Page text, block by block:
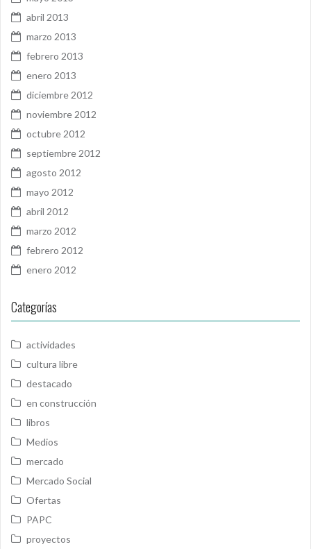
abril 2013
marzo 2013
febrero 2013
enero 2013
diciembre 2012
noviembre 2012
octubre 2012
septiembre 2012
agosto 2012
mayo 2012
abril 2012
marzo 2012
febrero 2012
enero 2012
Categorías
actividades
cultura libre
destacado
en construcción
libros
Medios
mercado
Mercado Social
Ofertas
PAPC
proyectos